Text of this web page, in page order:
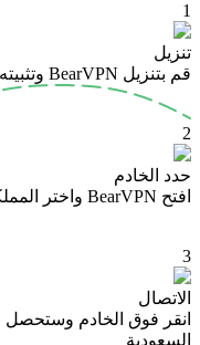
1
تنزيل
قم بتنزيل BearVPN وتثبيته على جهازك.
2
حدد الخادم
افتح BearVPN واختر المملكة العربية السعودية من قائمة الخوادم.
3
الاتصال
السعودية